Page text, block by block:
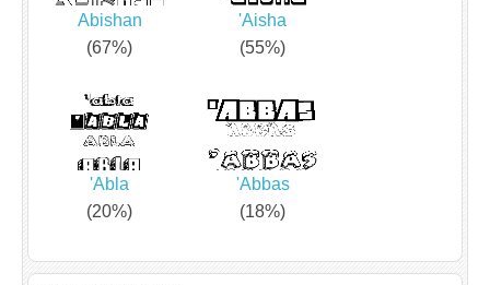
Abishan
(67%)
'Aisha
(55%)
'Abla
(20%)
'Abbas
(18%)